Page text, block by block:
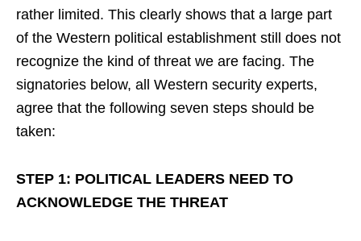
rather limited. This clearly shows that a large part
of the Western political establishment still does not
recognize the kind of threat we are facing. The
signatories below, all Western security experts,
agree that the following seven steps should be
taken:
STEP 1: POLITICAL LEADERS NEED TO
ACKNOWLEDGE THE THREAT